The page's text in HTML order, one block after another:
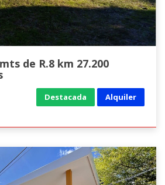
de R.8 km 27.200
Destacada Alquiler